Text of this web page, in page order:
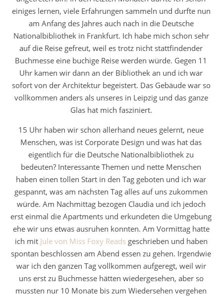
einiges lernen, viele Erfahrungen sammeln und durfte nun
am Anfang des Jahres auch nach in die Deutsche
Nationalbibliothek in Frankfurt. Ich habe mich schon sehr
auf die Reise gefreut, weil es trotz nicht stattfindender
Buchmesse eine buchige Reise werden würde. Gegen 11
Uhr kamen wir dann an der Bibliothek an und ich war
sofort von der Architektur begeistert. Das Gebäude war so
vollkommen anders als unseres in Leipzig und das ganze
Glas hat mich fasziniert.
15 Uhr haben wir schon allerhand neues gelernt, neue
Menschen, was ist Corporate Design und was hat das
eigentlich für die Deutsche Nationalbibliothek zu
bedeuten? Interessante Themen und nette Menschen
haben einen tollen Start in den Tag geboten und ich war
gespannt, was am nächsten Tag alles auf uns zukommen
würde. Am Nachmittag bezogen Claudia und ich jedoch
erst einmal die Apartments und erkundeten die Umgebung
ehe wir uns etwas ausruhen konnten. Am Vormittag hatte
ich mit Jule von Miss Foxy Readsgeschrieben und haben
spontan beschlossen am Abend essen zu gehen. Irgendwie
war ich den ganzen Tag vollkommen aufgeregt, weil wir
uns erst zu Buchmesse hätten wiedergesehen, aber so
mussten nur 10 Monate bis zum Wiedersehen vergehen